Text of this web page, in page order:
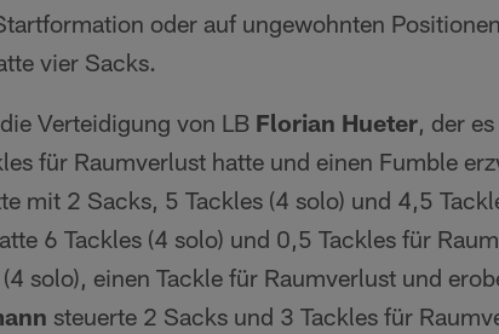
oder auf ungewohnten
vier Sacks.
Verteidigung von LB Florian Hueter, der
für Raumverlust hatte und einen Fumble
mit 2 Sacks, 5 Tackles (4 solo) und 4,5
6 Tackles (4 solo) und 0,5 Tackles für
solo), einen Tackle für Raumverlust und
steuerte 2 Sacks und 3 Tackles für